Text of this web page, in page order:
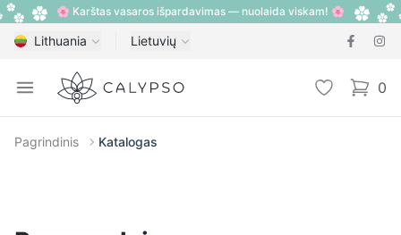
🌸 Karštas vasaros išpardavimas — nuolaida viskam! 🌸
Lithuania Lietuvių
Open menu
Calypso 0
items
Pagrindinis Katalogas